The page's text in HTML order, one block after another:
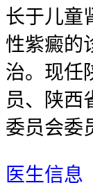
长于儿童
性紫癜的
治。现任
员、陕西
委员会委
医生信息